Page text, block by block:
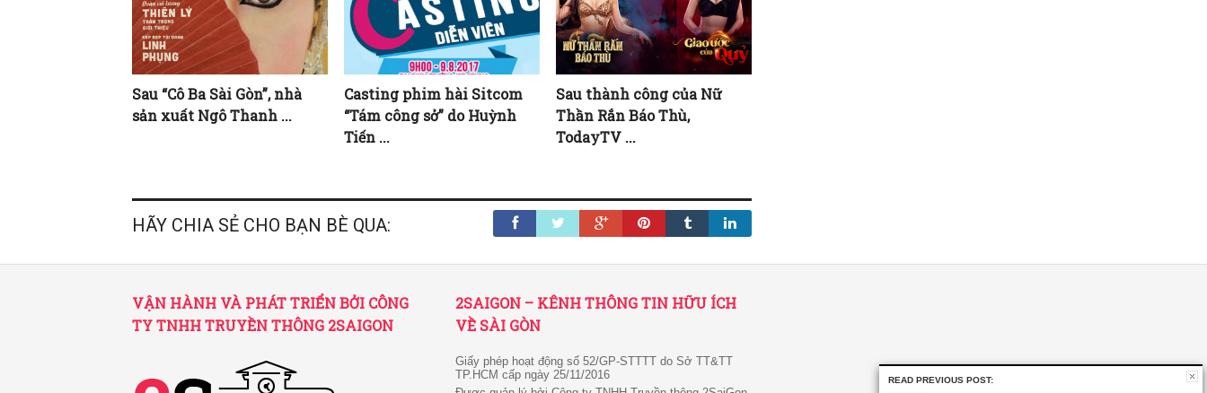
Sau “Cô Ba Sài Gòn”, nhà
sản xuất Ngô Thanh ...
Casting phim hài Sitcom
“Tám công sở” do Huỳnh
Tiến ...
Sau thành công của Nữ
Thần Rắn Báo Thù,
TodayTV ...
HÃY CHIA SẺ CHO BẠN BÈ QUA:
VẬN HÀNH VÀ PHÁT TRIỂN BỞI CÔNG
TY TNHH TRUYỀN THÔNG 2SAIGON
2SAIGON – KÊNH THÔNG TIN HỮU ÍCH
VỀ SÀI GÒN
Giấy phép hoạt động số 52/GP-STTTT do Sở TT&TT
TP.HCM cấp ngày 25/11/2016
READ PREVIOUS POST: